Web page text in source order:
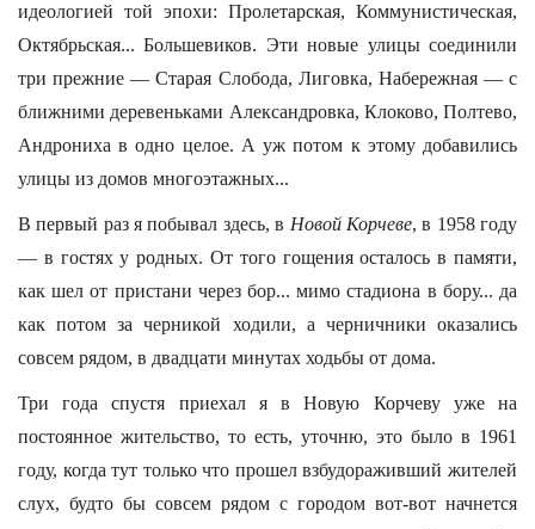
идеологией той эпохи: Пролетарская, Коммунистическая,
Октябрьская... Большевиков. Эти новые улицы соединили
три прежние — Старая Слобода, Лиговка, Набережная — с
ближними деревеньками Александровка, Клоково, Полтево,
Андрониха в одно целое. А уж потом к этому добавились
улицы из домов многоэтажных...
В первый раз я побывал здесь, в Новой Корчеве, в 1958 году
— в гостях у родных. От того гощения осталось в памяти,
как шел от пристани через бор... мимо стадиона в бору... да
как потом за черникой ходили, а черничники оказались
совсем рядом, в двадцати минутах ходьбы от дома.
Три года спустя приехал я в Новую Корчеву уже на
постоянное жительство, то есть, уточню, это было в 1961
году, когда тут только что прошел взбудораживший жителей
слух, будто бы совсем рядом с городом вот-вот начнется